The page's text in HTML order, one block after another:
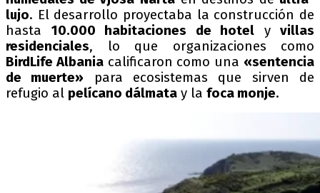
lujo. El desarrollo proyectaba la construcción de
hasta 10.000 habitaciones de hotel y villas
residenciales, lo que organizaciones como
BirdLife Albaniacalificaron como una «sentencia
de muerte» para ecosistemas que sirven de
refugio al pelícano dálmata y la foca monje.